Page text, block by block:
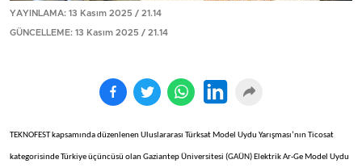
YAYINLAMA: 13 Kasım 2025 / 21.14
GÜNCELLEME: 13 Kasım 2025 / 21.14
TEKNOFEST kapsamında düzenlenen Uluslararası Türksat Model Uydu Yarışması’nın Ticosat
kategorisinde Türkiye üçüncüsü olan Gaziantep Üniversitesi (GAÜN) Elektrik Ar-Ge Model Uydu